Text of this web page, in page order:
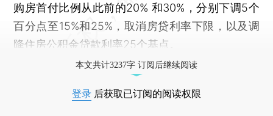
购房首付比例从此前的20% 和30%，分别下调5个
百分点至15%和25%，取消房贷利率下限，以及调
降住房公积金贷款利率25个基点。
本文共计3237字 订阅后继续阅读
登录 后获取已订阅的阅读权限